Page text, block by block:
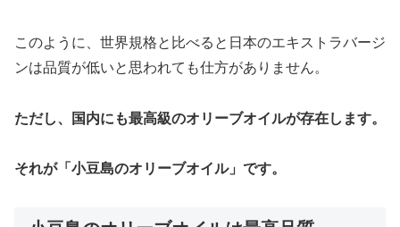
このように、世界規格と比べると日本のエキストラバージ
ンは品質が低いと思われても仕方がありません。
ただし、国内にも最高級のオリーブオイルが存在します。
それが「小豆島のオリーブオイル」です。